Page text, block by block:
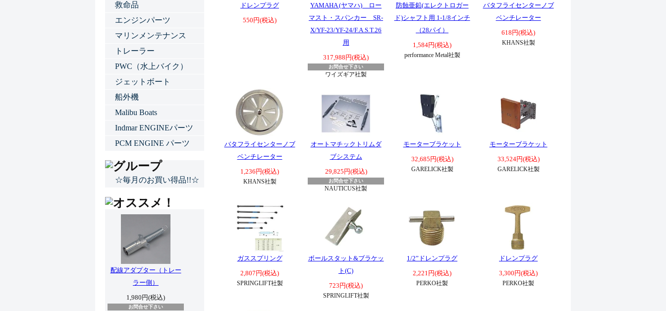
ドレンプラグ
550円(税込)
YAMAHA (ヤマハ) ロー
マスト・スパンカー SR-
X/YF-23/YF-24/F.A.S.T.26
用
317,988円(税込)
お問合せ下さい
ワイズギア社製
防蝕亜鉛(エレクトロガー
ド)シャフト用 1-1/8インチ
（28パイ）
1,584円(税込)
performance Metal社製
バタフライセンターノブ
ベンチレーター
618円(税込)
KHANS社製
バタフライセンターノブ
ベンチレーター
1,236円(税込)
KHANS社製
オートマチックトリムダ
ブシステム
29,825円(税込)
お問合せ下さい
NAUTICUS社製
モーターブラケット
32,685円(税込)
GARELICK社製
モーターブラケット
33,524円(税込)
GARELICK社製
ガススプリング
2,807円(税込)
SPRINGLIFT社製
ボールスタット&ブラケッ
ト(C)
723円(税込)
SPRINGLIFT社製
1/2”ドレンプラグ
2,221円(税込)
PERKO社製
ドレンプラグ
3,300円(税込)
PERKO社製
救命品
エンジンパーツ
マリンメンテナンス
トレーラー
PWC（水上バイク）
ジェットボート
船外機
Malibu Boats
Indmar ENGINEパーツ
PCM ENGINE パーツ
☆毎月のお買い得品!!☆
配線アダプター（トレー
ラー側）
1,980円(税込)
お問合せ下さい